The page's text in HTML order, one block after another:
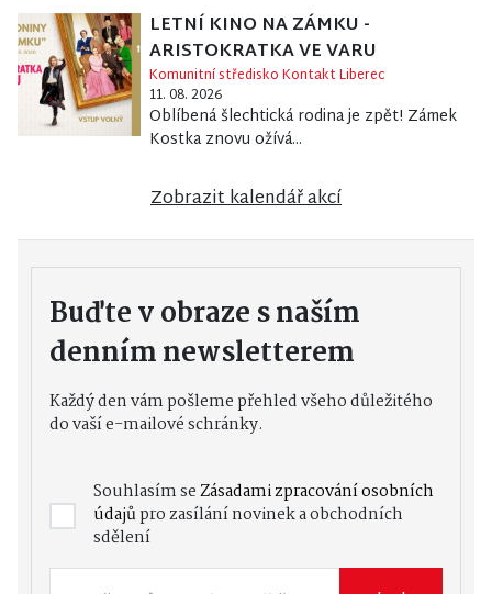
LETNÍ KINO NA ZÁMKU -
ARISTOKRATKA VE VARU
Komunitní středisko Kontakt Liberec
11. 08. 2026
Oblíbená šlechtická rodina je zpět! Zámek
Kostka znovu ožívá...
Zobrazit kalendář akcí
Buďte v obraze s naším
denním newsletterem
Každý den vám pošleme přehled všeho důležitého
do vaší e-mailové schránky.
Souhlasím seZásadami zpracování osobních
údajůpro zasílání novinek a obchodních
sdělení